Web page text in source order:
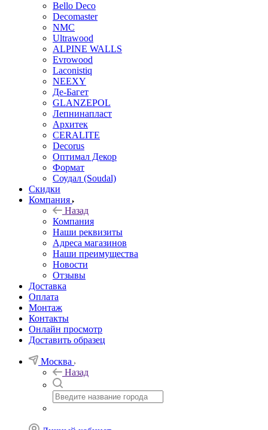
Bello Deco
Decomaster
NMС
Ultrawood
ALPINE WALLS
Evrowood
Laconistiq
NEEXY
Де-Багет
GLANZEPOL
Лепнинапласт
Архитек
CERALITE
Decorus
Оптимал Декор
Формат
Соудал (Soudal)
Скидки
Компания
Назад
Компания
Наши реквизиты
Адреса магазинов
Наши преимущества
Новости
Отзывы
Доставка
Оплата
Монтаж
Контакты
Онлайн просмотр
Доставить образец
Москва
Назад